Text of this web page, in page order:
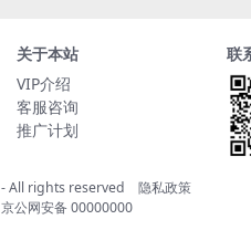
关于本站
VIP介绍
客服咨询
推广计划
联
- All rights reserved 隐私政策
京公网安备 00000000